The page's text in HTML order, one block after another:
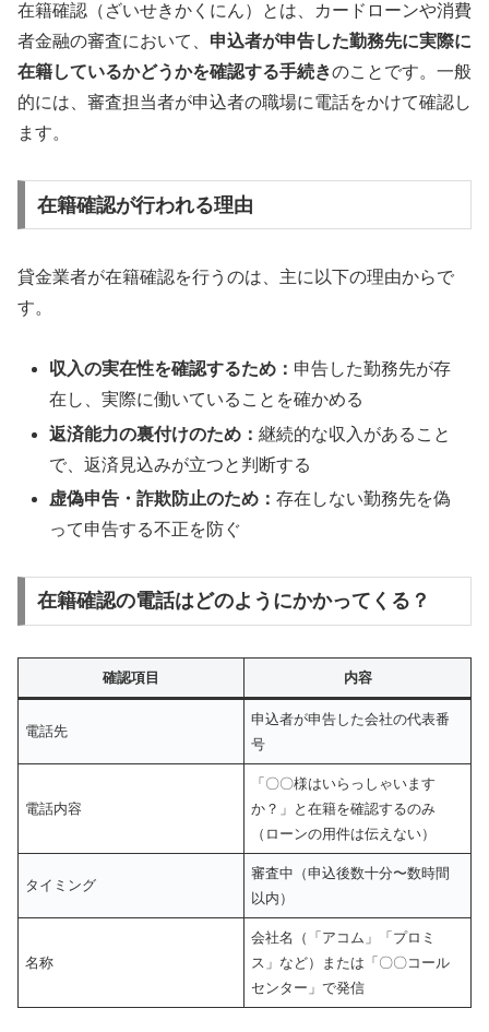
在籍確認（ざいせきかくにん）とは、カードローンや消費
者金融の審査において、 申込者が申告した勤務先に実際に
在籍しているかどうかを確認する手続きのことです。一般
的には、審査担当者が申込者の職場に電話をかけて確認し
ます。
在籍確認が行われる理由
貸金業者が在籍確認を行うのは、主に以下の理由からで
す。
収入の実在性を確認するため： 申告した勤務先が存
在し、実際に働いていることを確かめる
返済能力の裏付けのため：継続的な収入があること
で、返済見込みが立つと判断する
虚偽申告・詐欺防止のため：存在しない勤務先を偽
って申告する不正を防ぐ
在籍確認の電話はどのようにかかってくる？
確認項目 内容
電話先
申込者が申告した会社の代表番
号
電話内容
「〇〇様はいらっしゃいます
か？」と在籍を確認するのみ
（ローンの用件は伝えない）
タイミング
審査中（申込後数十分〜数時間
以内）
名称
会社名（「アコム」「プロミ
ス」など）または「〇〇コール
センター」で発信